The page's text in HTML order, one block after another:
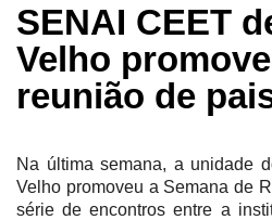
SENAI CEET
Velho
reunião de
Na última semana, a unidade
Velho promoveu a Semana de
série de encontros entre a